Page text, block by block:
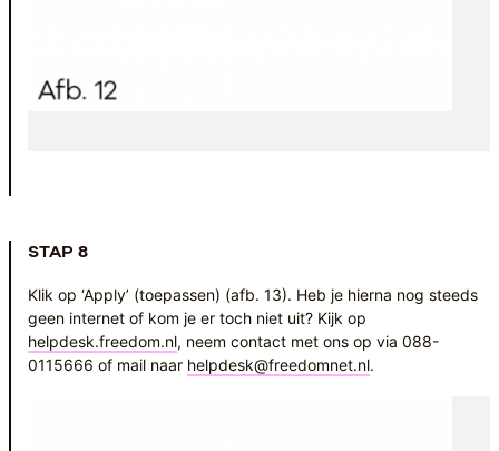
STAP 8
Klik op ‘Apply’ (toepassen) (afb. 13). Heb je hierna nog steeds
geen internet of kom je er toch niet uit? Kijk op
helpdesk.freedom.nl, neem contact met ons op via 088-
0115666 of mail naar helpdesk@freedomnet.nl.